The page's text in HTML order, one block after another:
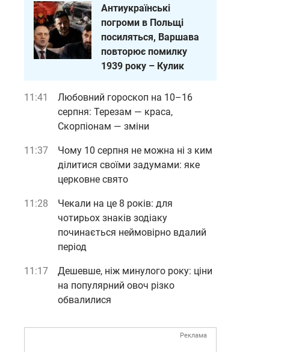
Антиукраїнські
погроми в Польщі
посиляться, Варшава
повторює помилку
1939 року – Кулик
11:41
Любовний гороскоп на 10–16
серпня: Терезам — краса,
Скорпіонам — зміни
11:37
Чому 10 серпня не можна ні з ким
ділитися своїми задумами: яке
церковне свято
11:28
Чекали на це 8 років: для
чотирьох знаків зодіаку
починається неймовірно вдалий
період
11:17
Дешевше, ніж минулого року: ціни
на популярний овоч різко
обвалилися
Реклама